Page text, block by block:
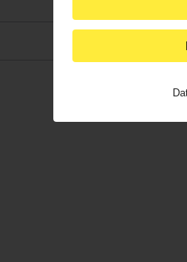
Wir freuen uns